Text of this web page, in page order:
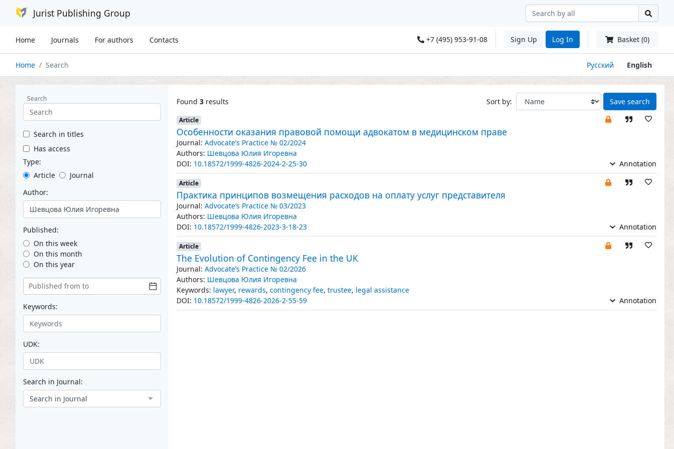
Jurist Publishing Group
Home Journals For authors Contacts +7 (495) 953-91-08 Sign Up Log In Basket (0)
Home Search Русский English
Search
Search in titles
Has access
Type:
Article
Journal
Author:
Published:
On this week
On this month
On this year
Keywords:
UDK:
Search in Journal:
Search in Journal
Found 3 results Sort by: Save search
Article
Особенности оказания правовой помощи адвокатом в медицинском праве
Journal: Advocate’s Practice № 02/2024
Authors: Шевцова Юлия Игоревна
DOI: 10.18572/1999-4826-2024-2-25-30 Annotation
Article
Практика принципов возмещения расходов на оплату услуг представителя
Journal: Advocate’s Practice № 03/2023
Authors: Шевцова Юлия Игоревна
DOI: 10.18572/1999-4826-2023-3-18-23 Annotation
Article
The Evolution of Contingency Fee in the UK
Journal: Advocate’s Practice № 02/2026
Authors: Шевцова Юлия Игоревна
Keywords: lawyer, rewards, contingency fee, trustee, legal assistance
DOI: 10.18572/1999-4826-2026-2-55-59 Annotation